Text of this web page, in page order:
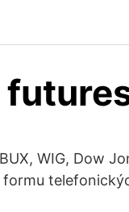
WIG, Dow
formu